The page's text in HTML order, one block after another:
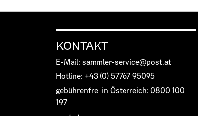
KONTAKT
E-Mail: sammler-service@post.at
Hotline: +43 (0) 57767 95095
gebührenfrei in Österreich: 0800 100
197